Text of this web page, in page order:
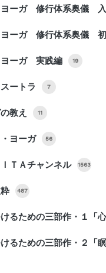
ヨーガ 修行体系奥儀
ヨーガ 修行体系奥儀
ヨーガ 実践編 19
ートラ 7
教え 11
ヨーガ 56
ＴＡチャンネル 1563
487
るための三部作・１「心
るための三部作・２「瞑